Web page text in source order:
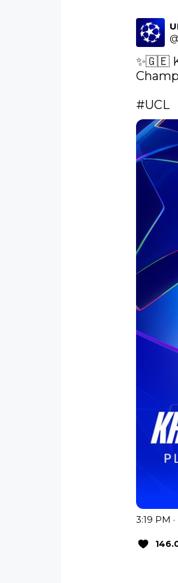
✨🇬🇪
#UCL
3:19 PM